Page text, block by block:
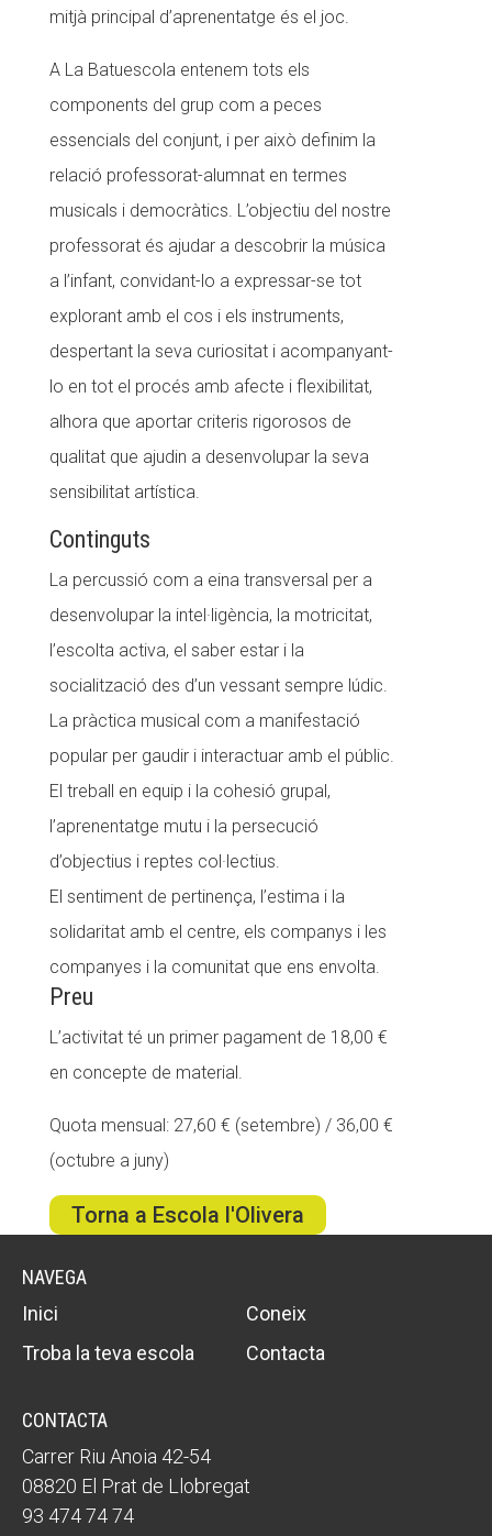
mitjà principal d’aprenentatge és el joc.
A La Batuescola entenem tots els
components del grup com a peces
essencials del conjunt, i per això definim la
relació professorat-alumnat en termes
musicals i democràtics. L’objectiu del nostre
professorat és ajudar a descobrir la música
a l’infant, convidant-lo a expressar-se tot
explorant amb el cos i els instruments,
despertant la seva curiositat i acompanyant-
lo en tot el procés amb afecte i flexibilitat,
alhora que aportar criteris rigorosos de
qualitat que ajudin a desenvolupar la seva
sensibilitat artística.
Continguts
La percussió com a eina transversal per a
desenvolupar la intel·ligència, la motricitat,
l’escolta activa, el saber estar i la
socialització des d’un vessant sempre lúdic.
La pràctica musical com a manifestació
popular per gaudir i interactuar amb el públic.
El treball en equip i la cohesió grupal,
l’aprenentatge mutu i la persecució
d’objectius i reptes col·lectius.
El sentiment de pertinença, l’estima i la
solidaritat amb el centre, els companys i les
companyes i la comunitat que ens envolta.
Preu
L’activitat té un primer pagament de 18,00 €
en concepte de material.
Quota mensual: 27,60 € (setembre) / 36,00 €
(octubre a juny)
Torna a Escola l'Olivera
NAVEGA
Inici
Coneix
Troba la teva escola
Contacta
CONTACTA
Carrer Riu Anoia 42-54
08820 El Prat de Llobregat
93 474 74 74